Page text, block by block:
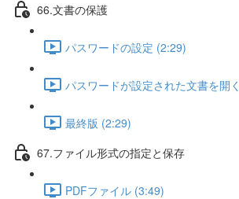
66.文書の保護
パスワードの設定 (2:29)
パスワードが設定された文書を開
最終版 (2:29)
67.ファイル形式の指定と保存
PDFファイル (3:49)